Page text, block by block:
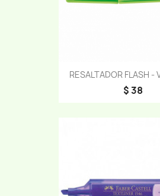
RESALTADOR FLASH -
$ 38